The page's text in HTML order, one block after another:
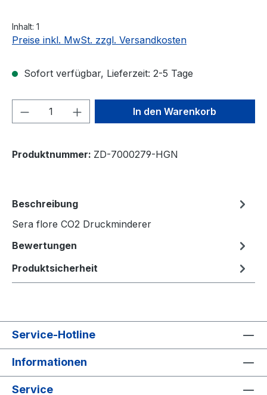
Inhalt: 1
Preise inkl. MwSt. zzgl. Versandkosten
Sofort verfügbar, Lieferzeit: 2-5 Tage
Produkt Anzahl: Gib denIn den Warenkorb
Produktnummer: ZD-7000279-HGN
Beschreibung
Sera flore CO2 Druckminderer
Bewertungen
Produktsicherheit
Service-Hotline
Informationen
Service